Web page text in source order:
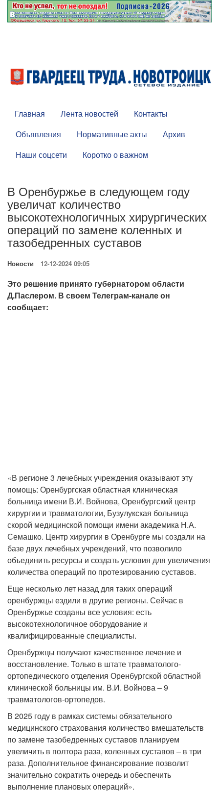
Главная Лента новостей
Контакты
Объявления
Нормативные акты
Архив
Наши соцсети
Коротко о важном
В Оренбуржье в следующем году
увеличат количество
высокотехнологичных хирургических
операций по замене коленных и
тазобедренных суставов
Новости 12-12-2024 09:05
Это решение принято губернатором области
Д.Паслером. В своем Телеграм-канале он
сообщает:
«В регионе 3 лечебных учреждения оказывают эту
помощь: Оренбургская областная клиническая
больница имени В.И. Войнова, Оренбургский центр
хирургии и травматологии, Бузулукская больница
скорой медицинской помощи имени академика Н.А.
Семашко. Центр хирургии в Оренбурге мы создали на
базе двух лечебных учреждений, что позволило
объединить ресурсы и создать условия для увеличения
количества операций по протезированию суставов.
Еще несколько лет назад для таких операций
оренбуржцы ездили в другие регионы. Сейчас в
Оренбуржье созданы все условия: есть
высокотехнологичное оборудование и
квалифицированные специалисты.
Оренбуржцы получают качественное лечение и
восстановление. Только в штате травматолого-
ортопедического отделения Оренбургской областной
клинической больницы им. В.И. Войнова – 9
травматологов-ортопедов.
В 2025 году в рамках системы обязательного
медицинского страхования количество вмешательств
по замене тазобедренных суставов планируем
увеличить в полтора раза, коленных суставов – в три
раза. Дополнительное финансирование позволит
значительно сократить очередь и обеспечить
выполнение плановых операций».